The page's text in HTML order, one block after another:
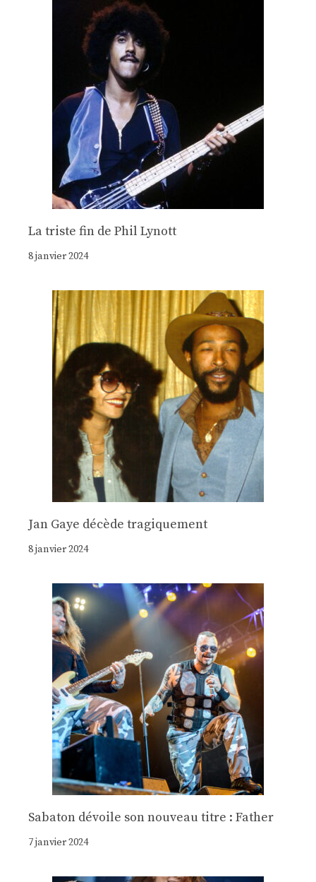
La triste fin de Phil Lynott
8 janvier 2024
Jan Gaye décède tragiquement
8 janvier 2024
Sabaton dévoile son nouveau titre : Father
7 janvier 2024